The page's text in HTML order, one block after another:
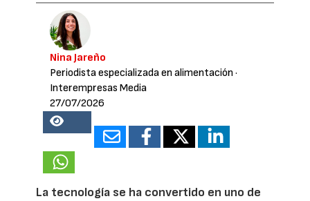
Nina Jareño
Periodista especializada en alimentación ·
Interempresas Media
27/07/2026
18327
La tecnología se ha convertido en uno de